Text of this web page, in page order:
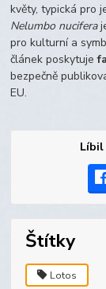
květy, typická pro
Nelumbo nucifera
pro kulturní a
článek poskytuje
bezpečně
EU.
Líbil
Štítky
Lotos